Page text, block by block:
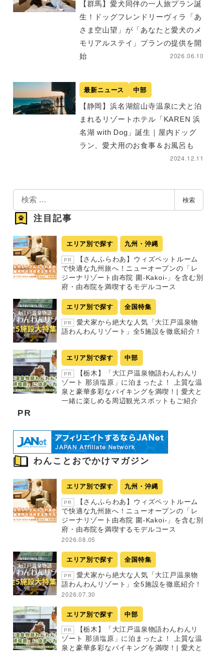
【群馬】愛犬同伴の一人旅プラン誕
生！ドッグフレンドリーヴィラ「あ
さま空山望」が「あなたと愛犬のメ
モリアルステイ」プランの提供を開
始
2026.06.10
最新ニュース 中部
【静岡】浜名湖舘山寺温泉に犬と泊
まれるリゾートホテル「KAREN 浜
名湖 with Dog」誕生｜屋内ドッグ
ラン、愛犬用のお食事＆お風呂も
2024.12.11
索
検索
注目記事
エリア別で探す 九州・沖縄
PR
【さんふらわあ】ウィズペットルーム
で快適な九州旅へ！ニューオープンの「レ
ジーナリゾート由布院 圍-Kakoi-」を含む別
府・由布院を満喫するモデルコース
エリア別で探す 全国特集
PR
愛犬家から絶大な人気「大江戸温泉物
語わんわんリゾート」全5施設を徹底紹介！
エリア別で探す 中部
PR
【栃木】「大江戸温泉物語わんわんリ
ゾート 那須塩原」に泊まったよ！ 上質な温
泉と豪華多彩なバイキングを満喫！| 愛犬と
一緒に楽しめる周辺観光スポットもご紹介
PR
わんことおでかけマガジン
エリア別で探す 九州・沖縄
PR
【さんふらわあ】ウィズペットルーム
で快適な九州旅へ！ニューオープンの「レ
ジーナリゾート由布院 圍-Kakoi-」を含む別
府・由布院を満喫するモデルコース
2026.08.05
エリア別で探す 全国特集
PR
愛犬家から絶大な人気「大江戸温泉物
語わんわんリゾート」全5施設を徹底紹介！
2026.07.30
エリア別で探す 中部
PR
【栃木】「大江戸温泉物語わんわんリ
ゾート 那須塩原」に泊まったよ！ 上質な温
泉と豪華多彩なバイキングを満喫！| 愛犬と